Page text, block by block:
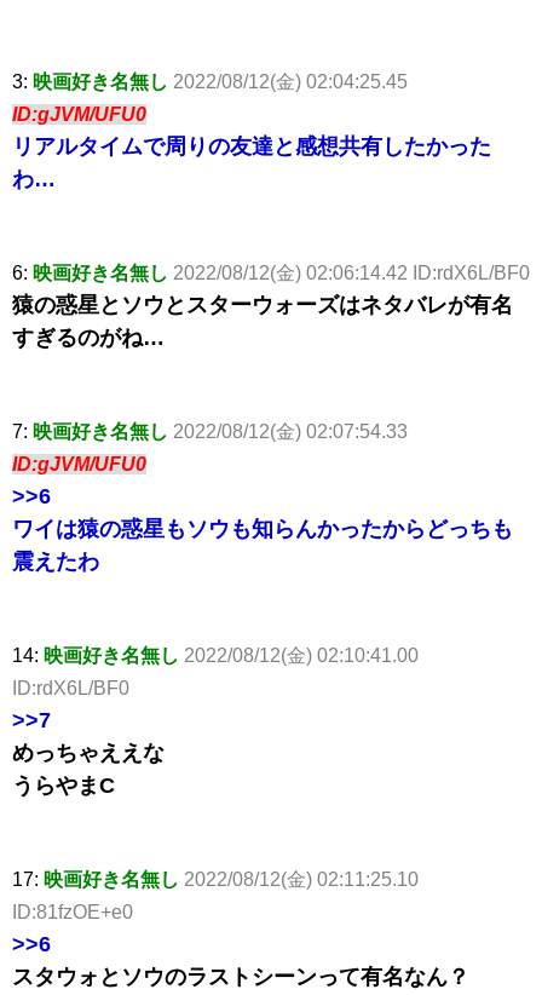
3: 映画好き名無し 2022/08/12(金) 02:04:25.45
ID:gJVM/UFU0
リアルタイムで周りの友達と感想共有したかった
わ…
6: 映画好き名無し 2022/08/12(金) 02:06:14.42 ID:rdX6L/BF0
猿の惑星とソウとスターウォーズはネタバレが有名
すぎるのがね…
7: 映画好き名無し 2022/08/12(金) 02:07:54.33
ID:gJVM/UFU0
>>6
ワイは猿の惑星もソウも知らんかったからどっちも
震えたわ
14: 映画好き名無し 2022/08/12(金) 02:10:41.00
ID:rdX6L/BF0
>>7
めっちゃええな
うらやまC
17: 映画好き名無し 2022/08/12(金) 02:11:25.10
ID:81fzOE+e0
>>6
スタウォとソウのラストシーンって有名なん？